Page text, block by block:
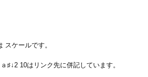
スケールです。
♯↓2 10はリンク先に併記しています。